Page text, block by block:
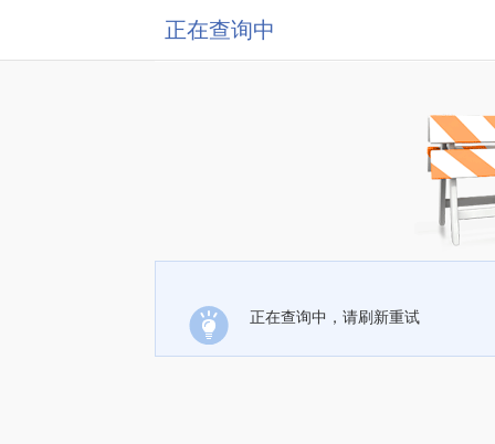
正在查询中
正在查询中，请刷新重试